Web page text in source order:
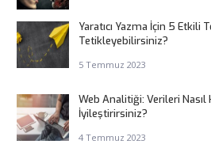
Yaratıcı Yazma İçin 5 Etkili
Tetikleyebilirsiniz?
5 Temmuz 2023
Web Analitiği: Verileri Nasıl
İyileştirirsiniz?
4 Temmuz 2023